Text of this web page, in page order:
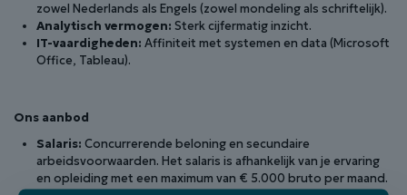
zowel Nederlands als Engels (zowel mondeling als schriftelijk).
Analytisch vermogen: Sterk cijfermatig inzicht.
IT-vaardigheden: Affiniteit met systemen en data (Microsoft
Office, Tableau).
Ons aanbod
Salaris: Concurrerende beloning en secundaire
arbeidsvoorwaarden. Het salaris is afhankelijk van je ervaring
en opleiding met een maximum van € 5.000 bruto per maand.